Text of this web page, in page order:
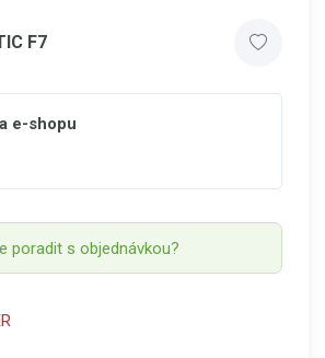
F7
e-shopu
poradit s objednávkou?